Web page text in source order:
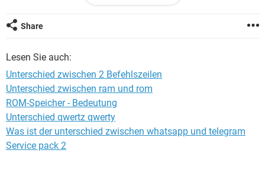
mit der 1. BZ lässt sich deplace per ls unter der Verzeichnis
temp nicht zeigen
temp doch zeigen
Kann mir bitte jemand helfen , ich bin noch Neuling mit dem
Linux-System !!!
Danke
Share
Lesen Sie auch:
Unterschied zwischen 2 Befehlszeilen
Unterschied zwischen ram und rom
ROM-Speicher - Bedeutung
Unterschied qwertz qwerty
Was ist der unterschied zwischen whatsapp und telegram
Service pack 2